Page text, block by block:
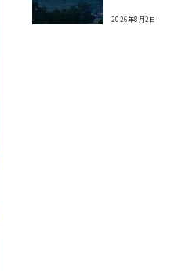
2026年8月2日